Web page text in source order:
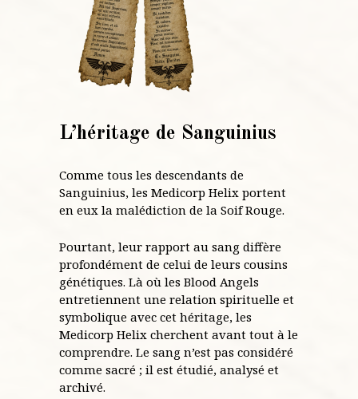
L’héritage de Sanguinius
Comme tous les descendants de
Sanguinius, les Medicorp Helix portent
en eux la malédiction de la Soif Rouge.
Pourtant, leur rapport au sang diffère
profondément de celui de leurs cousins
génétiques. Là où les Blood Angels
entretiennent une relation spirituelle et
symbolique avec cet héritage, les
Medicorp Helix cherchent avant tout à le
comprendre. Le sang n’est pas considéré
comme sacré ; il est étudié, analysé et
archivé.